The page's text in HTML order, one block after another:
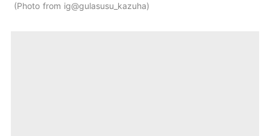
Photo from ig@gulasusu_kazuha